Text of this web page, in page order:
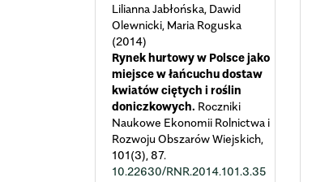
Lilianna Jabłońska, Dawid
Olewnicki, Maria Roguska
(2014)
Rynek hurtowy w Polsce jako
miejsce w łańcuchu dostaw
kwiatów ciętych i roślin
doniczkowych. Roczniki
Naukowe Ekonomii Rolnictwa i
Rozwoju Obszarów Wiejskich,
101(3), 87.
10.22630/RNR.2014.101.3.35